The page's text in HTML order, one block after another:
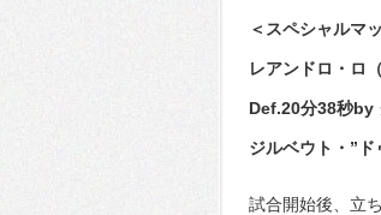
＜スペシャルマ
レアンドロ・ロ
Def.20分38秒by
ジルベウト・”ド
試合開始後、立